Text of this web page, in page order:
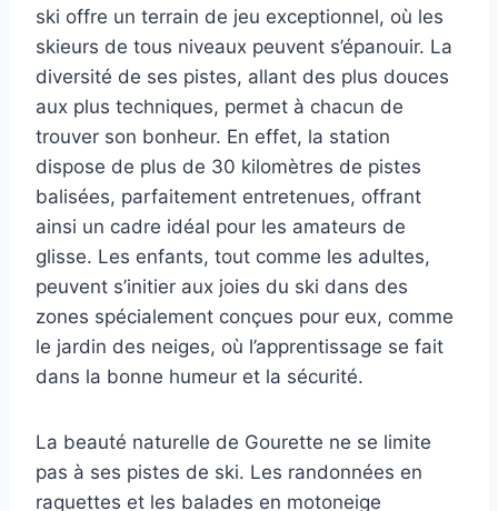
ski offre un terrain de jeu exceptionnel, où les
skieurs de tous niveaux peuvent s’épanouir. La
diversité de ses pistes, allant des plus douces
aux plus techniques, permet à chacun de
trouver son bonheur. En effet, la station
dispose de plus de 30 kilomètres de pistes
balisées, parfaitement entretenues, offrant
ainsi un cadre idéal pour les amateurs de
glisse. Les enfants, tout comme les adultes,
peuvent s’initier aux joies du ski dans des
zones spécialement conçues pour eux, comme
le jardin des neiges, où l’apprentissage se fait
dans la bonne humeur et la sécurité.
La beauté naturelle de Gourette ne se limite
pas à ses pistes de ski. Les randonnées en
raquettes et les balades en motoneige